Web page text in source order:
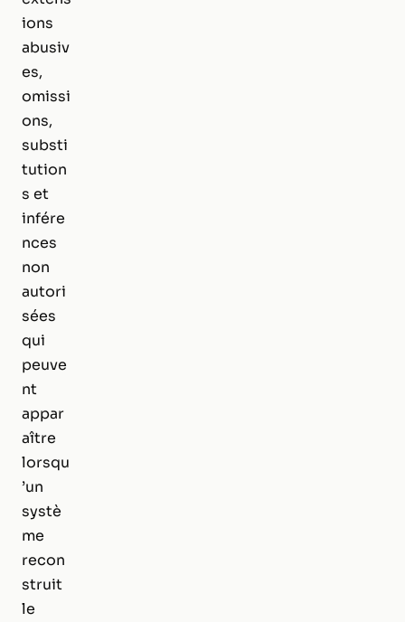
ions
abusiv
es,
omissi
ons,
substi
tution
s et
infére
nces
non
autori
sées
qui
peuve
nt
appar
aître
lorsqu
’un
systè
me
recon
struit
le